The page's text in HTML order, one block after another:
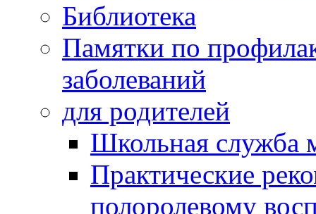
Библиотека
Памятки по
заболеваний
для родителей
Школьная служба
Практические
полоролевому